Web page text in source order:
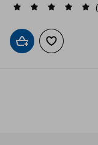
Добави вДобави